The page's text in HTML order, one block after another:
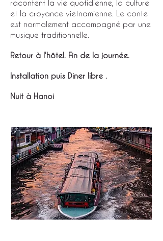
racontent la vie quotidienne, la culture
et la croyance vietnamienne. Le conte
est normalement accompagné par une
musique traditionnelle.
Retour à l'hôtel. Fin de la journée.
Installation puis Diner libre .
Nuit à Hanoi